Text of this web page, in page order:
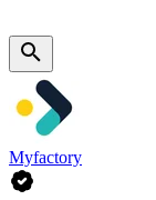
Myfactory